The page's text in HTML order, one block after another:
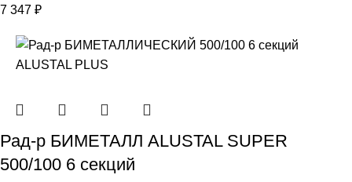
7 347 ₽
Рад-р БИМЕТАЛЛ ALUSTAL SUPER
500/100 6 секций